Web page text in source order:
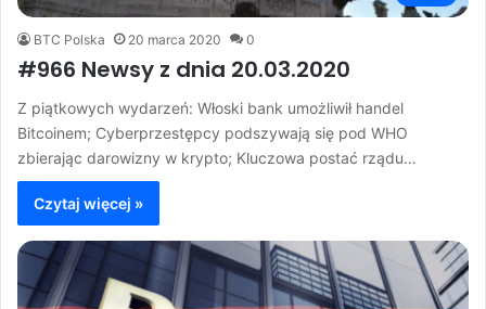
BTC Polska 20 marca 2020 0
#966 Newsy z dnia 20.03.2020
Z piątkowych wydarzeń: Włoski bank umożliwił handel
Bitcoinem; Cyberprzestępcy podszywają się pod WHO
zbierając darowizny w krypto; Kluczowa postać rządu…
Czytaj więcej »